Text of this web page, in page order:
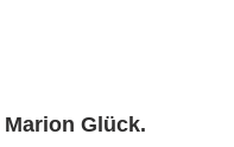
Marion Glück.